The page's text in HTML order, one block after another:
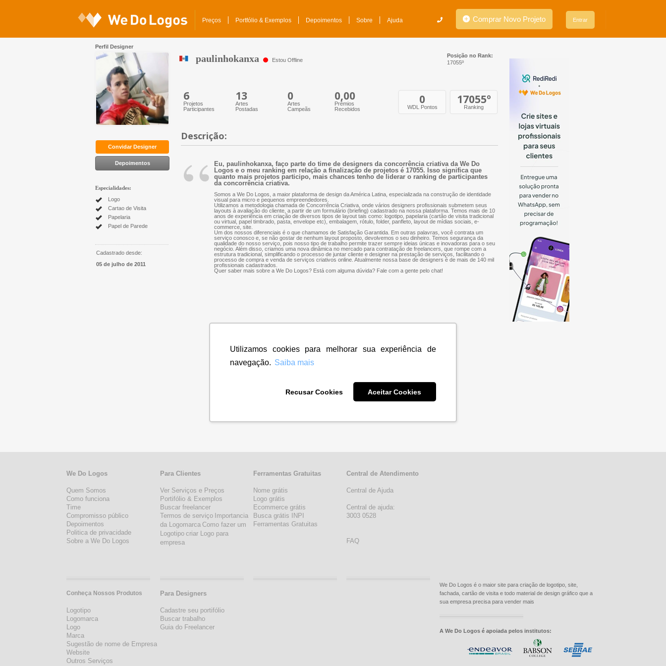
Utilizamos cookies para melhorar sua experiência de
navegação. Saiba mais
Recusar Cookies Aceitar Cookies
Preços Portfólio & Exemplos Depoimentos Sobre Ajuda Comprar Novo Projeto Entrar
Convidar Designer
Depoimentos
Especialidades:
Logo
Cartao de Visita
Papelaria
Papel de Parede
Cadastrado desde:
05 de julho de 2011
paulinhokanxa Estou Offline
Posição no Rank:
17055º
Perfil Designer
6
Projetos
Participantes
13
Artes
Postadas
0
Artes
Campeãs
0,00
Prêmios
Recebidos
0
WDL Pontos
17055º
Ranking
Descrição:
“
Eu, paulinhokanxa, faço parte do time de designers da concorrência criativa da We Do
Logos e o meu ranking em relação a finalização de projetos é 17055. Isso significa que
quanto mais projetos participo, mais chances tenho de liderar o ranking de participantes
da concorrência criativa.
Somos a We Do Logos, a maior plataforma de design da América Latina, especializada na construção de identidade
visual para micro e pequenos empreendedores.
Utilizamos a metodologia chamada de Concorrência Criativa, onde vários designers profissionais submetem seus
layouts à avaliação do cliente, a partir de um formulário (briefing) cadastrado na nossa plataforma. Temos mais de 10
anos de experiência em criação de diversos tipos de layout tais como: logotipo, papelaria (cartão de visita tradicional
ou virtual, papel timbrado, pasta, envelope etc), embalagem, rótulo, folder, panfleto, layout de mídias sociais, e-
commerce, site.
Um dos nossos diferenciais é o que chamamos de Satisfação Garantida. Em outras palavras, você contrata um
serviço conosco e, se não gostar de nenhum layout proposto, devolvemos o seu dinheiro. Temos segurança da
qualidade do nosso serviço, pois nosso tipo de trabalho permite trazer sempre ideias únicas e inovadoras para o seu
negócio. Além disso, criamos uma nova dinâmica no mercado para contratação de freelancers, que rompe com a
estrutura tradicional, simplificando o processo de juntar cliente e designer na prestação de serviços, facilitando o
processo de compra e venda de serviços criativos online. Atualmente nossa base de designers é de mais de 140 mil
profissionais cadastrados.
Quer saber mais sobre a We Do Logos? Está com alguma dúvida? Fale com a gente pelo chat!
We Do Logos
Quem Somos
Como funciona
Time
Compromisso público
Depoimentos
Politica de privacidade
Sobre a We Do Logos
Conheça Nossos Produtos
Logotipo
Logomarca
Logo
Marca
Sugestão de nome de Empresa
Website
Outros Serviços
Para Clientes
Ver Serviços e Preços
Portifólio & Exemplos
Buscar freelancer
Termos de serviço Importancia
da Logomarca Como fazer um
Logotipo criar Logo para
empresa
Para Designers
Cadastre seu portifólio
Buscar trabalho
Guia do Freelancer
Ferramentas Gratuitas
Nome grátis
Logo grátis
Ecommerce grátis
Busca grátis INPI
Ferramentas Gratuitas
Central de Atendimento
Central de Ajuda
Central de ajuda:
3003 0528
FAQ
We Do Logos é o maior site para criação de logotipo, site,
fachada, cartão de visita e todo material de design gráfico que a
sua empresa precisa para vender mais
A We Do Logos é apoiada pelos institutos: